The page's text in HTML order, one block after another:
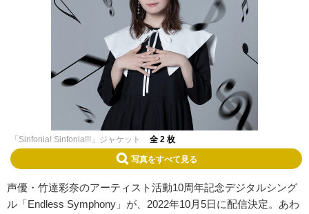
「Sinfonia! Sinfonia!!!」ジャケット 全 2 枚
写真をすべて見る
声優・竹達彩奈のアーティスト活動10周年記念デジタルシング
ル「Endless Symphony」が、2022年10月5日に配信決定。あわ